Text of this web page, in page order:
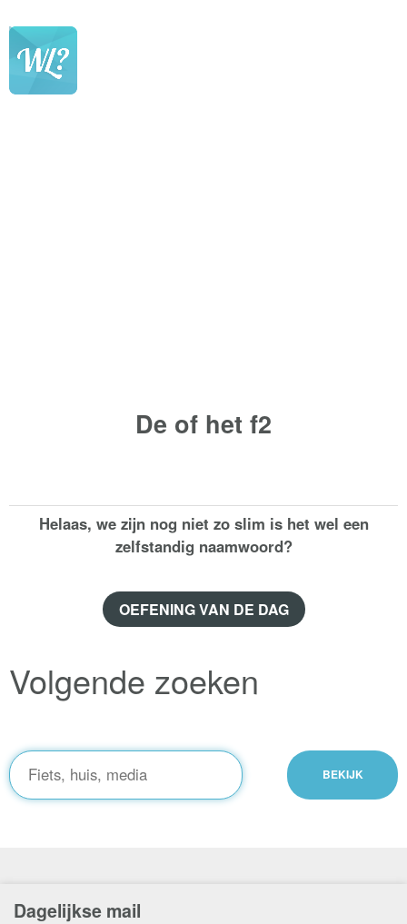
De of het f2
Helaas, we zijn nog niet zo slim is het wel een
zelfstandig naamwoord?
OEFENING VAN DE DAG
Volgende zoeken
Dagelijkse mail